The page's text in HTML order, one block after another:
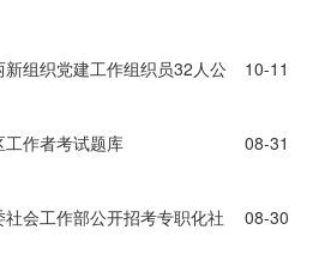
组织党建工作组织员32人公
10-11
作者考试题库
08-31
会工作部公开招考专职化社
08-30